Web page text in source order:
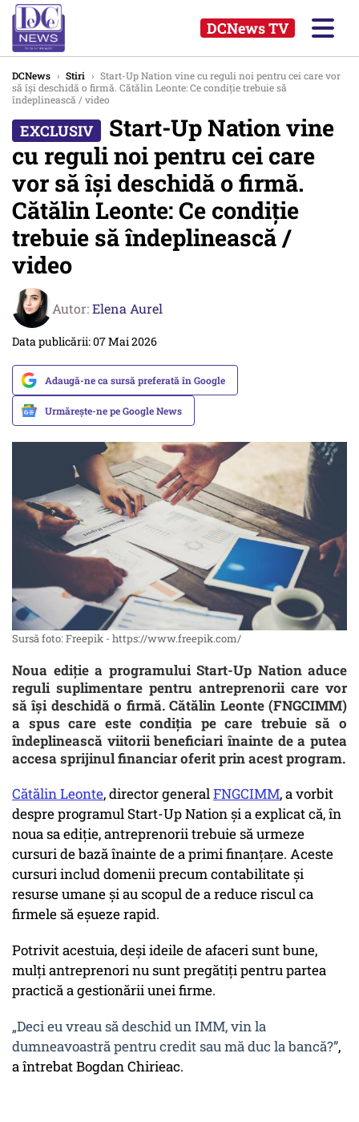
DCNews TV
DCNews › Stiri › Start-Up Nation vine cu reguli noi pentru cei care vor
să își deschidă o firmă. Cătălin Leonte: Ce condiție trebuie să
îndeplinească / video
Start-Up Nation vine
cu reguli noi pentru cei care
vor să își deschidă o firmă.
Cătălin Leonte: Ce condiție
trebuie să îndeplinească /
video
Autor:Elena Aurel
Data publicării: 07 Mai 2026
Adaugă-ne ca sursă preferată în Google
Urmărește-ne pe Google News
Sursă foto: Freepik - https://www.freepik.com/
Noua ediție a programului Start-Up Nation aduce
reguli suplimentare pentru antreprenorii care vor
să își deschidă o firmă. Cătălin Leonte (FNGCIMM)
a spus care este condiția pe care trebuie să o
îndeplinească viitorii beneficiari înainte de a putea
accesa sprijinul financiar oferit prin acest program.
Cătălin Leonte, director generalFNGCIMM, a vorbit
despre programul Start-Up Nation și a explicat că, în
noua sa ediție, antreprenorii trebuie să urmeze
cursuri de bază înainte de a primi finanțare. Aceste
cursuri includ domenii precum contabilitate și
resurse umane și au scopul de a reduce riscul ca
firmele să eșueze rapid.
Potrivit acestuia, deși ideile de afaceri sunt bune,
mulți antreprenori nu sunt pregătiți pentru partea
practică a gestionării unei firme.
„Deci eu vreau să deschid un IMM, vin la
dumneavoastră pentru credit sau mă duc la bancă?”,
a întrebat Bogdan Chirieac.